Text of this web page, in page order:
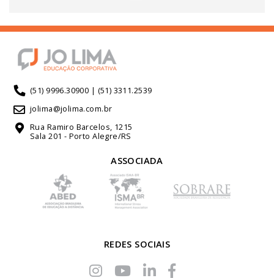
(51) 9996.30900 | (51) 3311.2539
jolima@jolima.com.br
Rua Ramiro Barcelos, 1215
Sala 201 - Porto Alegre/RS
ASSOCIADA
REDES SOCIAIS